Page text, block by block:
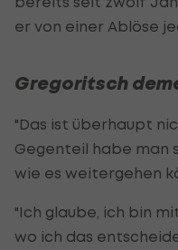
er von einer Ablöse
Gregoritsch
"Das ist überhaupt
Gegenteil habe man
wie es weitergehen
"Ich glaube, ich bin
wo ich das